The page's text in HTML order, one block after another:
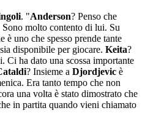
. "Anderson? Penso che
molto contento di lui. Su
è uno che spesso prende tante
disponibile per giocare. Keita?
ha dato una scossa importante
? Insieme a Djordjevic è
Era tanto tempo che non
una volta è stato dimostrato che
in partita quando vieni chiamato